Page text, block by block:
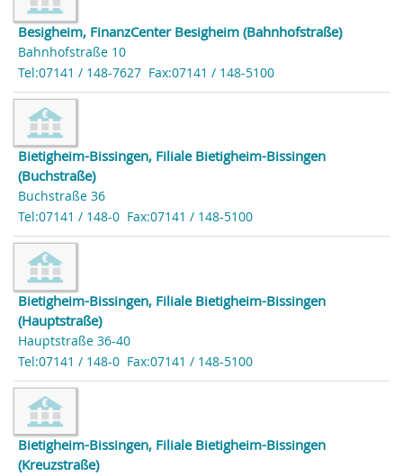
Besigheim, FinanzCenter Besigheim (Bahnhofstraße)
Bahnhofstraße 10
Tel:07141 / 148-7627 Fax:07141 / 148-5100
Bietigheim-Bissingen, Filiale Bietigheim-Bissingen
(Buchstraße)
Buchstraße 36
Tel:07141 / 148-0 Fax:07141 / 148-5100
Bietigheim-Bissingen, Filiale Bietigheim-Bissingen
(Hauptstraße)
Hauptstraße 36-40
Tel:07141 / 148-0 Fax:07141 / 148-5100
Bietigheim-Bissingen, Filiale Bietigheim-Bissingen
(Kreuzstraße)